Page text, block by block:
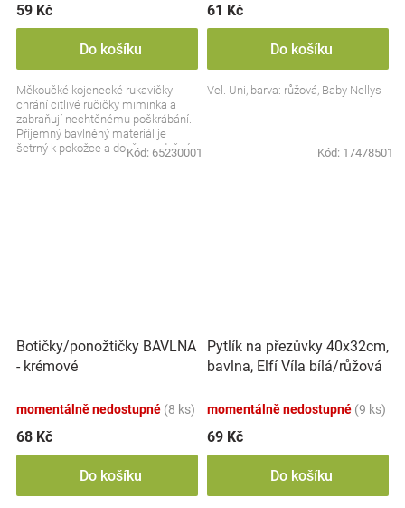
59 Kč
Do košíku
Měkoučké kojenecké rukavičky
chrání citlivé ručičky miminka a
zabraňují nechtěnému poškrábání.
Příjemný bavlněný materiál je
šetrný k pokožce a dobře prodyšný.
Kód: 65230001
61 Kč
Do košíku
Vel. Uni, barva: růžová, Baby Nellys
Kód: 17478501
Botičky/ponožtičky BAVLNA
- krémové
momentálně nedostupné (8 ks)
68 Kč
Do košíku
Pytlík na přezůvky 40x32cm,
bavlna, Elfí Víla bílá/růžová
momentálně nedostupné (9 ks)
69 Kč
Do košíku